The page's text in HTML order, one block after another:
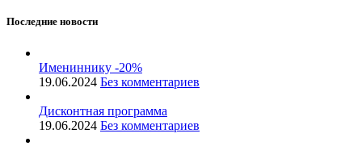
Последние новости
Имениннику -20%
19.06.2024 Без комментариев
Дисконтная программа
19.06.2024 Без комментариев